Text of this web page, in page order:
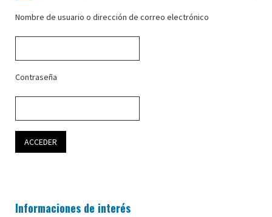
Nombre de usuario o dirección de correo electrónico
Contraseña
Informaciones de interés